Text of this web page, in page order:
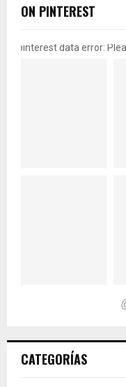
ON PINTEREST
pinterest data error:
CATEGORÍAS